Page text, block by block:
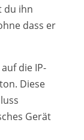
du ihn
dass er
die IP-
Diese
Gerät